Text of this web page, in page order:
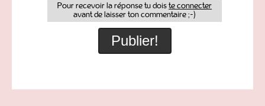
Pour recevoir la réponse tu doiste connecter
avant de laisser ton commentaire ;-)